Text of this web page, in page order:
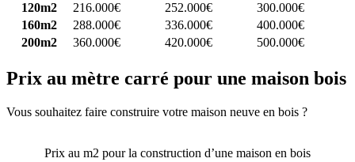
120m2
216.000€ 252.000€
300.000€
160m2
288.000€ 336.000€
400.000€
200m2
360.000€ 420.000€ 500.000€
Prix au mètre carré pour une maison bois
Vous souhaitez faire construire votre maison neuve en bois ?
Prix au m2 pour la construction d’une maison en bois